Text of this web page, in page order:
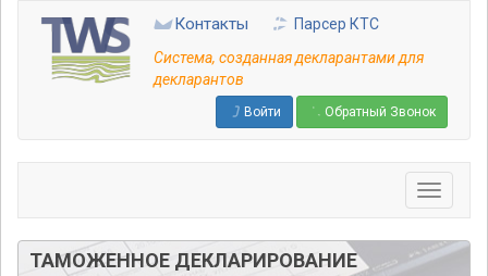
основному
содержанию
Контакты
Парсер КТС
Система, созданная декларантами для
декларантов
Войти Обратный Звонок
ТАМОЖЕННОЕ ДЕКЛАРИРОВАНИЕ